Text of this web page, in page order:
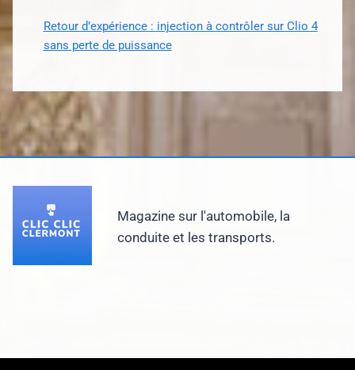
Retour d’expérience : injection à contrôler sur Clio 4
sans perte de puissance
Magazine sur l'automobile, la
conduite et les transports.